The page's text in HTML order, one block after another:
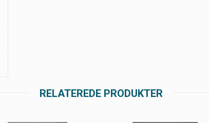
RELATEREDE PRODUKTER